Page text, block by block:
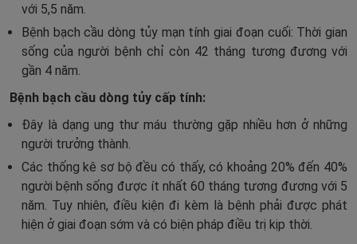
với 5,5 năm.
Bệnh bạch cầu dòng tủy mạn tính giai đoạn cuối: Thời gian
sống của người bệnh chỉ còn 42 tháng tương đương với
gần 4 năm.
Bệnh bạch cầu dòng tủy cấp tính:
Đây là dạng ung thư máu thường gặp nhiều hơn ở những
người trưởng thành.
Các thống kê sơ bộ đều có thấy, có khoảng 20% đến 40%
người bệnh sống được ít nhất 60 tháng tương đương với 5
năm. Tuy nhiên, điều kiện đi kèm là bệnh phải được phát
hiện ở giai đoạn sớm và có biện pháp điều trị kịp thời.